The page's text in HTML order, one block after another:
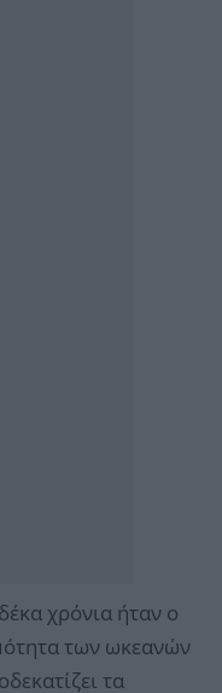
χρόνια ήταν ο
των ωκεανών
τα